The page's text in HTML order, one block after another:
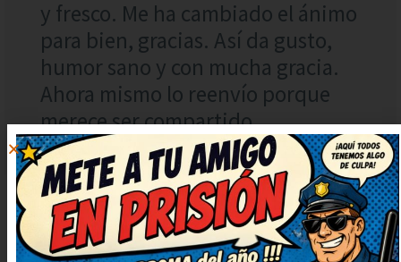
y fresco. Me ha cambiado el ánimo
para bien, gracias. Así da gusto,
humor sano y con mucha gracia.
Ahora mismo lo reenvío porque
merece ser compartido.